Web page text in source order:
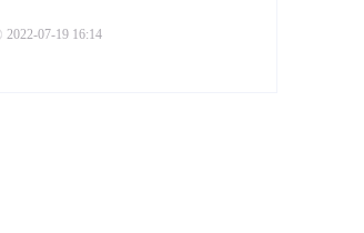
2022-07-19 16:14